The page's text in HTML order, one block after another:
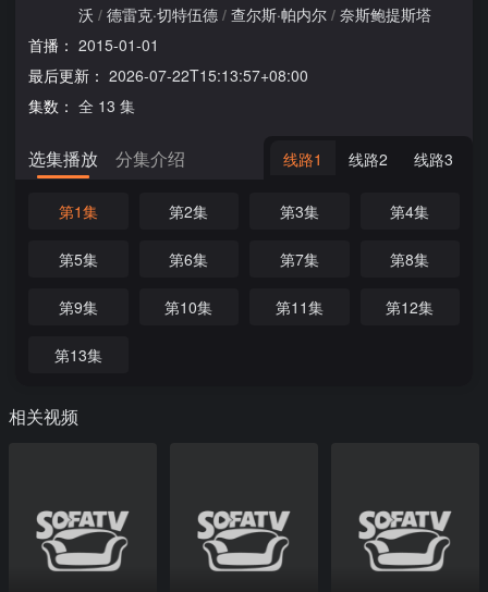
沃 / 德雷克·切特伍德 / 查尔斯·帕内尔 / 奈斯鲍提斯塔
首播： 2015-01-01
最后更新： 2026-07-22T15:13:57+08:00
集数： 全 13 集
选集播放 分集介绍 线路1 线路2 线路3
第1集 第2集 第3集 第4集
第5集 第6集 第7集 第8集
第9集 第10集 第11集 第12集
第13集
相关视频